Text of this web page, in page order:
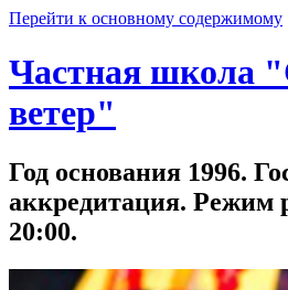
Перейти к основному содержимому
Частная школа
ветер"
Год основания 1996.
аккредитация. Режим
20:00.